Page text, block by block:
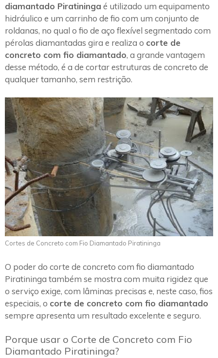
diamantado Piratininga é utilizado um equipamento
hidráulico e um carrinho de fio com um conjunto de
roldanas, no qual o fio de aço flexível segmentado com
pérolas diamantadas gira e realiza o corte de
concreto com fio diamantado, a grande vantagem
desse método, é a de cortar estruturas de concreto de
qualquer tamanho, sem restrição.
Cortes de Concreto com Fio Diamantado Piratininga
O poder do corte de concreto com fio diamantado
Piratininga também se mostra com muita rigidez que
o serviço exige, com lâminas precisas e, neste caso, fios
especiais, o corte de concreto com fio diamantado
sempre apresenta um resultado excelente e seguro.
Porque usar o Corte de Concreto com Fio
Diamantado Piratininga?